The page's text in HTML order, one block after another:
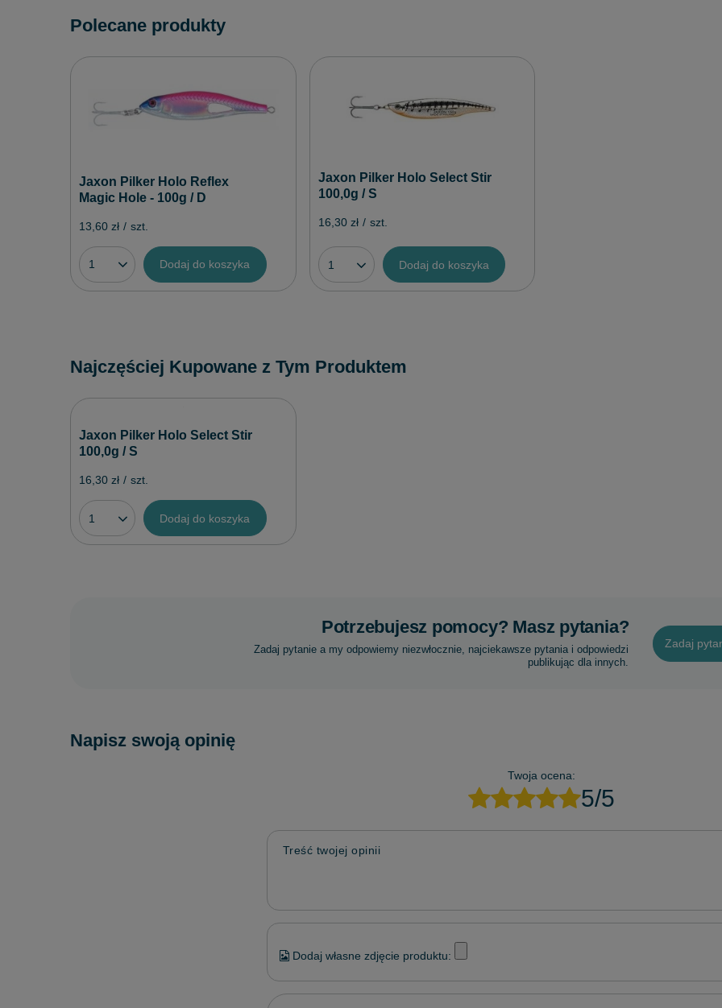
Polecane produkty
Jaxon Pilker Holo Reflex
Magic Hole - 100g / D
13,60 zł / szt.
Dodaj do koszyka
Jaxon Pilker Holo Select Stir
100,0g / S
16,30 zł / szt.
Dodaj do koszyka
Najczęściej Kupowane z Tym Produktem
Jaxon Pilker Holo Select Stir
100,0g / S
16,30 zł / szt.
Dodaj do koszyka
Potrzebujesz pomocy? Masz pytania?
Zadaj pytanie a my odpowiemy niezwłocznie, najciekawsze pytania i odpowiedzi
publikując dla innych.
Zadaj
Napisz swoją opinię
Twoja ocena:
5/5
Treść twojej opinii
Dodaj własne zdjęcie produktu: